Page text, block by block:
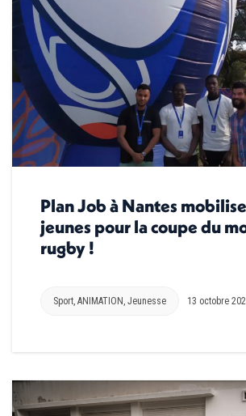
Plan Job à Nantes
jeunes pour la coupe du
rugby !
Sport ANIMATION Jeunesse 13 octobre